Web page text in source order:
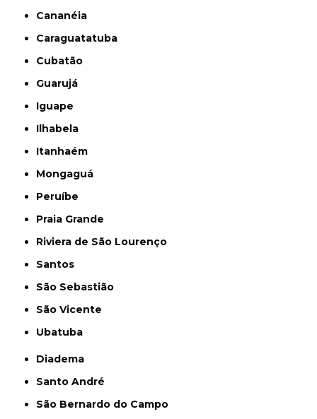
Cananéia
Caraguatatuba
Cubatão
Guarujá
Iguape
Ilhabela
Itanhaém
Mongaguá
Peruíbe
Praia Grande
Riviera de São Lourenço
Santos
São Sebastião
São Vicente
Ubatuba
Diadema
Santo André
São Bernardo do Campo